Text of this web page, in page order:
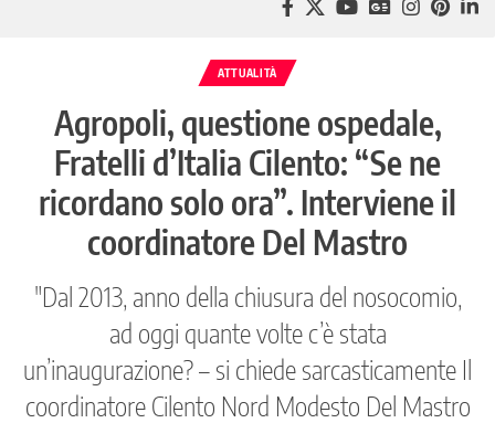
ATTUALITÀ
Agropoli, questione ospedale,
Fratelli d’Italia Cilento: “Se ne
ricordano solo ora”. Interviene il
coordinatore Del Mastro
"Dal 2013, anno della chiusura del nosocomio,
ad oggi quante volte c’è stata
un’inaugurazione? – si chiede sarcasticamente Il
coordinatore Cilento Nord Modesto Del Mastro